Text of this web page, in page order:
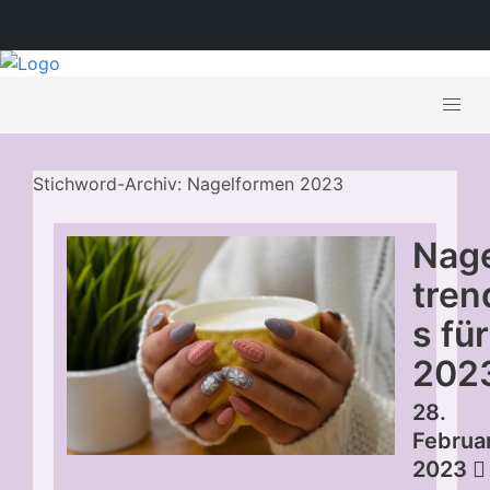
Stichword-Archiv: Nagelformen 2023
s für
28.
2023